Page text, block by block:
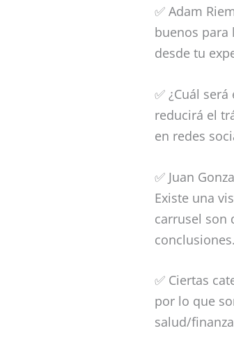
✅ Adam
buenos para
desde tu
✅ ¿Cuál será
reducirá el
en redes
✅ Juan
Existe una
carrusel son
conclusiones.
✅ Ciertas
por lo que
salud/